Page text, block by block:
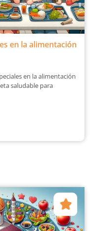
en la alimentación
en la alimentación
saludable para